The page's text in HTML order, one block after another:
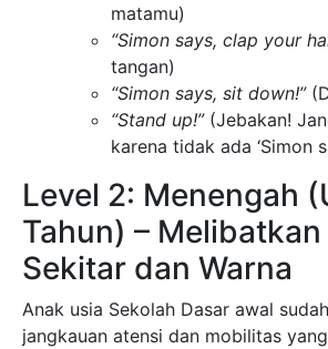
matamu)
“Simon says, clap your
tangan)
“Simon says, sit down!”
“Stand up!”(Jebakan!
karena tidak ada ‘Simon
Level 2: Menengah
Tahun) – Melibatkan
Sekitar dan Warna
Anak usia Sekolah Dasar awal
jangkauan atensi dan mobilitas